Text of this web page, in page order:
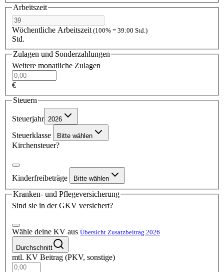
Arbeitszeit
Wöchentliche Arbeitszeit (100% = 39:00 Std.)
Std.
Zulagen und Sonderzahlungen
Weitere monatliche Zulagen
€
Steuern
Steuerjahr 2026
Steuerklasse Bitte wählen
Kirchensteuer?
Kinderfreibeträge Bitte wählen
Kranken- und Pflegeversicherung
Sind sie in der GKV versichert?
Wähle deine KV aus Übersicht Zusatzbeitrag 2026
Durchschnitt
mtl. KV Beitrag (PKV, sonstige)